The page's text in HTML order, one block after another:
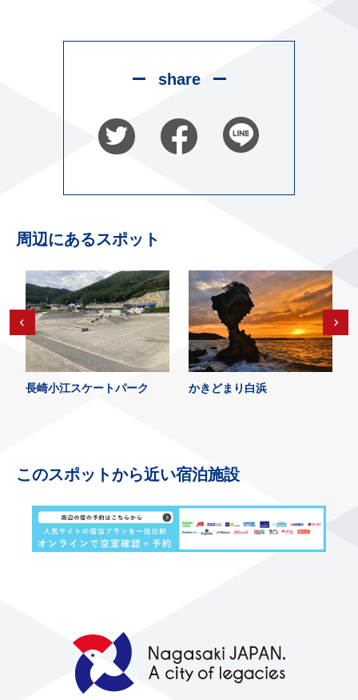
share
周辺にあるスポット
長崎小江スケートパーク かきどまり白浜
このスポットから近い宿泊施設